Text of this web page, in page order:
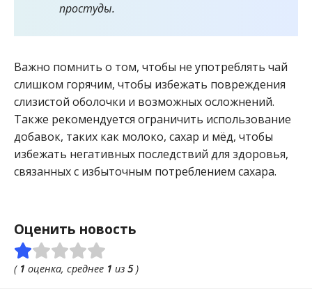
простуды.
Важно помнить о том, чтобы не употреблять чай
слишком горячим, чтобы избежать повреждения
слизистой оболочки и возможных осложнений.
Также рекомендуется ограничить использование
добавок, таких как молоко, сахар и мёд, чтобы
избежать негативных последствий для здоровья,
связанных с избыточным потреблением сахара.
Оценить новость
( 1 оценка, среднее 1 из 5)